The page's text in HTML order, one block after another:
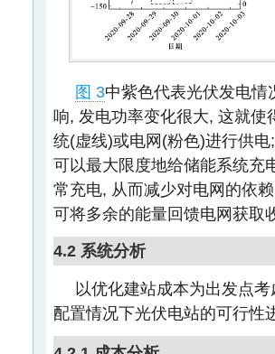
图 3中紫色代表光伏发电
响, 发电功率变化很大, 这就
统(虚线)或电网(粉色)进行供
可以最大限度地给储能系统充
常充电, 从而减少对电网的依
可将多余的能量回馈电网获取
4.2 系统分析
以优化建站成本为出发点
配置情况下光伏电站的可行性